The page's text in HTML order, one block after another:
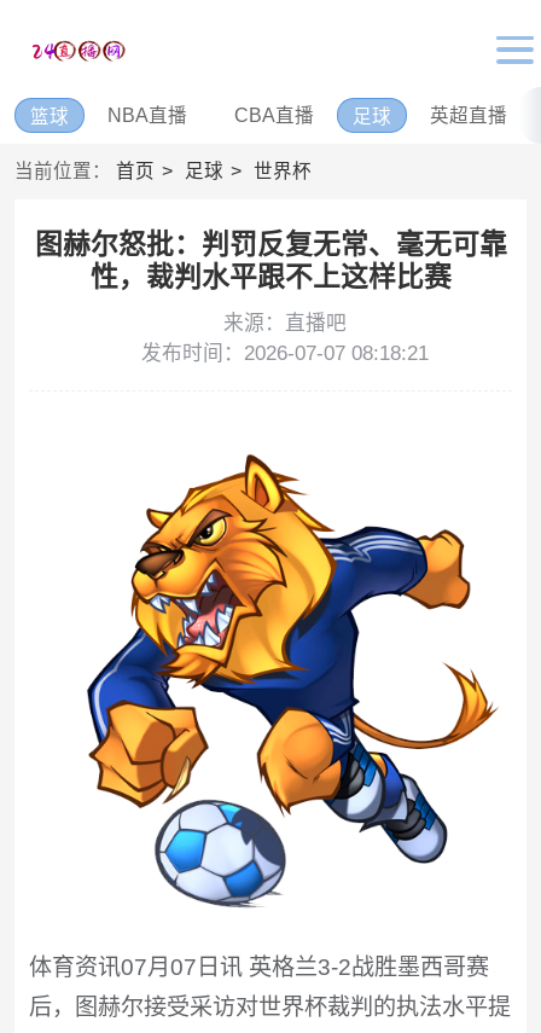
篮球 NBA直播 CBA直播 足球 英超直播
当前位置： 首页 足球 世界杯
图赫尔怒批：判罚反复无常、毫无可靠
性，裁判水平跟不上这样比赛
来源：直播吧
发布时间：2026-07-07 08:18:21
体育资讯07月07日讯 英格兰3-2战胜墨西哥赛
后，图赫尔接受采访对世界杯裁判的执法水平提